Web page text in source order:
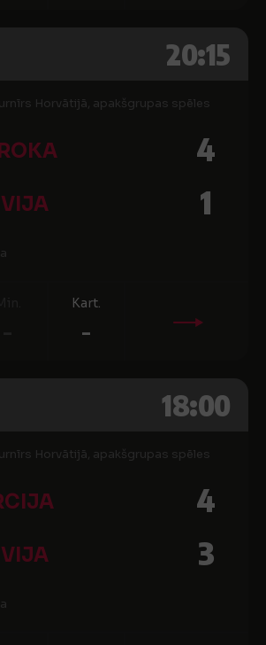
20:15
Horvātijā, apakšgrupas spēles
4
1
Kart.
-
18:00
Horvātijā, apakšgrupas spēles
4
3